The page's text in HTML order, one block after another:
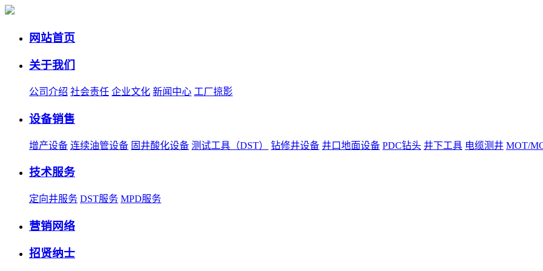
网站首页
关于我们
公司介绍 社会责任 企业文化 新闻中心 工厂掠影
设备销售
增产设备 连续油管设备 固井酸化设备 测试工具（DST） 钻修井设备 井口地面设备 PDC钻头 井下工具 电缆测井 MOT/
技术服务
定向井服务 DST服务 MPD服务
营销网络
招贤纳士